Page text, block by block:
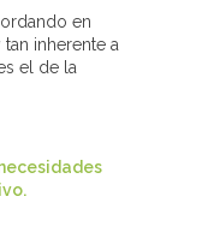
en
inherente a
el de la